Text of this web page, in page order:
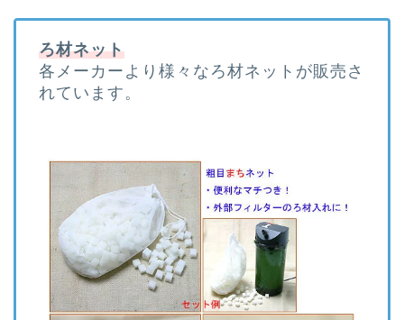
ろ材ネット
各メーカーより様々なろ材ネットが販売さ
れています。